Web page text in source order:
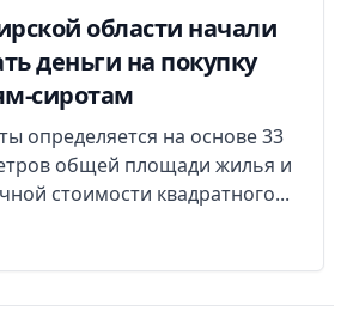
области начали
деньги на покупку
сиротам
определяется на основе 33
общей площади жилья и
стоимости квадратного...